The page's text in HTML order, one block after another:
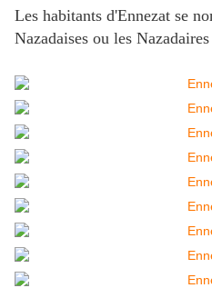
Les habitants d'Ennezat se
Nazadaises ou les Nazadaires